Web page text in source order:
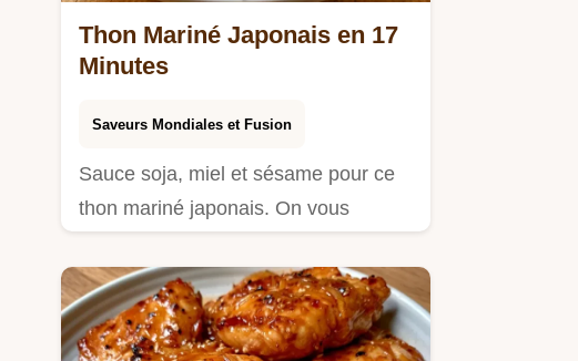
Thon Mariné Japonais en 17
Minutes
Saveurs Mondiales et Fusion
Sauce soja, miel et sésame pour ce
thon mariné japonais. On vous